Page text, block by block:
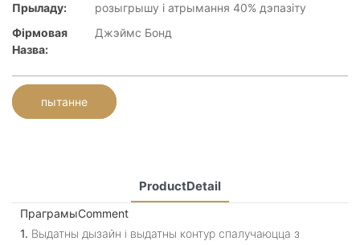
Прыладу:
розыгрышу і атрымання 40% дэпазіту
Фірмовая
Назва:
Джэймс Бонд
пытанне
ProductDetail
ПраграмыComment
1. Выдатны дызайн і выдатны контур спалучаюцца з